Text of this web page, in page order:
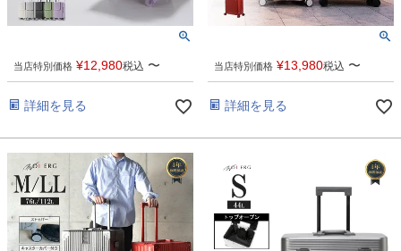
当店特別価格 ¥12,980税込 〜
詳細を見る
当店特別価格 ¥13,980税込 〜
詳細を見る